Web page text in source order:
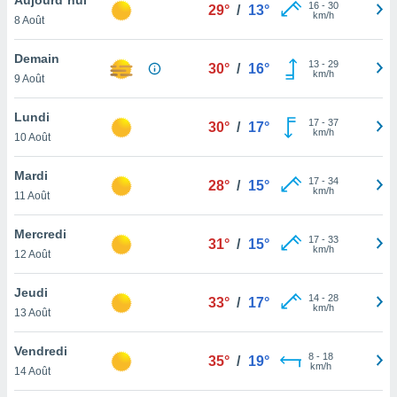
et
»,
au
vous
qu'ils
ou
le
ainsi
un
la
du
8 Août
29° / 13° 16- 30
km/h
Demain
9 Août
30° / 16° 13- 29
km/h
Lundi
10 Août
30° / 17° 17- 37
km/h
Mardi
11 Août
28° / 15° 17- 34
km/h
Mercredi
12 Août
31° / 15° 17- 33
km/h
Jeudi
13 Août
33° / 17° 14- 28
km/h
Vendredi
14 Août
35° / 19° 8- 18
km/h